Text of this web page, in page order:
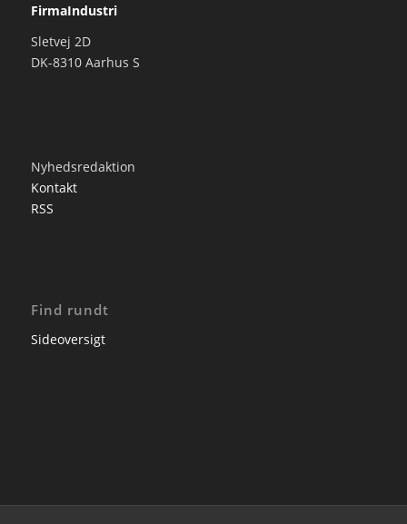
FirmaIndustri
Sletvej 2D
DK-8310 Aarhus S
Nyhedsredaktion
Kontakt
RSS
Find rundt
Sideoversigt